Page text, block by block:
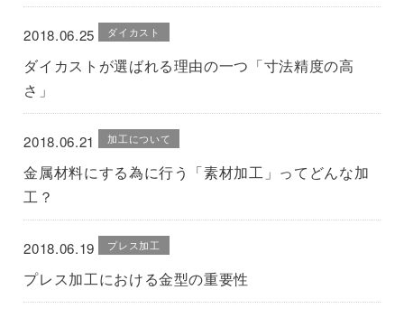
2018.06.25 ダイカスト
ダイカストが選ばれる理由の一つ「寸法精度の高
さ」
2018.06.21 加工について
金属材料にする為に行う「素材加工」ってどんな加
工？
2018.06.19 プレス加工
プレス加工における金型の重要性